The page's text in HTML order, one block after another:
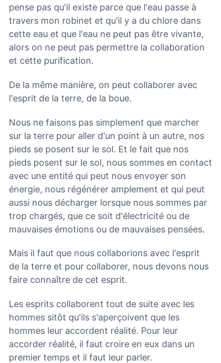
pense pas qu'il existe parce que l'eau passe à
travers mon robinet et qu'il y a du chlore dans
cette eau et que l'eau ne peut pas être vivante,
alors on ne peut pas permettre la collaboration
et cette purification.
De la même manière, on peut collaborer avec
l'esprit de la terre, de la boue.
Nous ne faisons pas simplement que marcher
sur la terre pour aller d'un point à un autre, nos
pieds se posent sur le sol. Et le fait que nos
pieds posent sur le sol, nous sommes en contact
avec une entité qui peut nous envoyer son
énergie, nous régénérer amplement et qui peut
aussi nous décharger lorsque nous sommes par
trop chargés, que ce soit d'électricité ou de
mauvaises émotions ou de mauvaises pensées.
Mais il faut que nous collaborions avec l'esprit
de la terre et pour collaborer, nous devons nous
faire connaître de cet esprit.
Les esprits collaborent tout de suite avec les
hommes sitôt qu'ils s'aperçoivent que les
hommes leur accordent réalité. Pour leur
accorder réalité, il faut croire en eux dans un
premier temps et il faut leur parler.